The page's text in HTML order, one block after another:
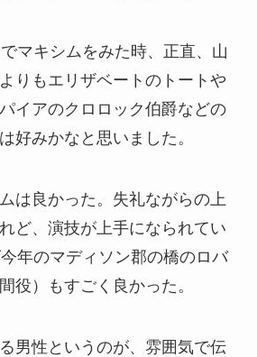
マキシムをみた時、正直、山
りもエリザベートのトートや
イアのクロロック伯爵などの
好みかなと思いました。
は良かった。失礼ながらの上
ど、演技が上手になられてい
年のマディソン郡の橋のロバ
役）もすごく良かった。
男性というのが、雰囲気で伝